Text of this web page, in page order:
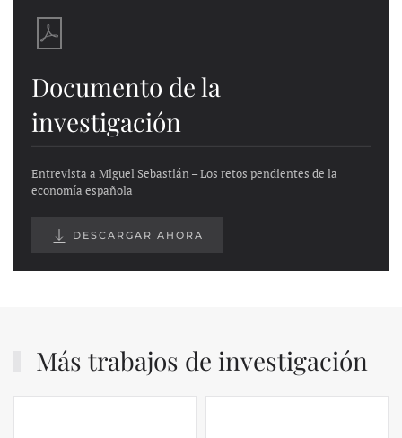
Documento de la
investigación
Entrevista a Miguel Sebastián – Los retos pendientes de la
economía española
DESCARGAR AHORA
Más trabajos de investigación